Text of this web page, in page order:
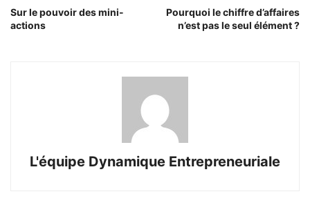
Sur le pouvoir des mini-
actions
Pourquoi le chiffre d’affaires
n’est pas le seul élément ?
L'équipe Dynamique Entrepreneuriale